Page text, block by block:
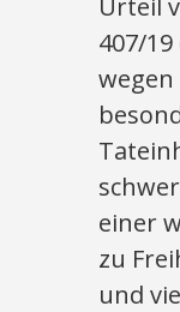
Urteil
407/
einer
zu
und